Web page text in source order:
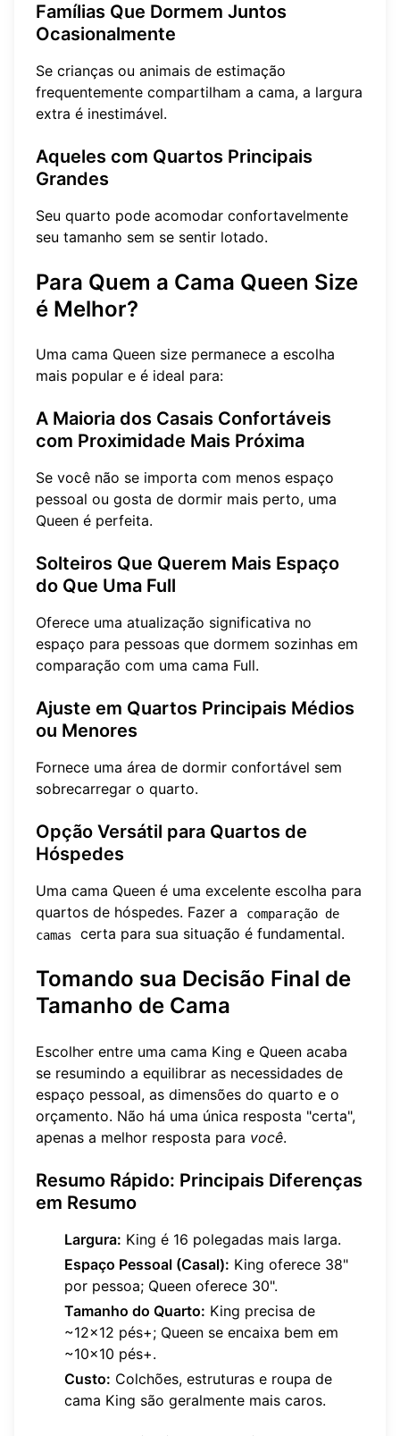
Famílias Que Dormem Juntos
Ocasionalmente
Se crianças ou animais de estimação
frequentemente compartilham a cama, a largura
extra é inestimável.
Aqueles com Quartos Principais
Grandes
Seu quarto pode acomodar confortavelmente
seu tamanho sem se sentir lotado.
Para Quem a Cama Queen Size
é Melhor?
Uma cama Queen size permanece a escolha
mais popular e é ideal para:
A Maioria dos Casais Confortáveis ​​
com Proximidade Mais Próxima
Se você não se importa com menos espaço
pessoal ou gosta de dormir mais perto, uma
Queen é perfeita.
Solteiros Que Querem Mais Espaço
do Que Uma Full
Oferece uma atualização significativa no
espaço para pessoas que dormem sozinhas em
comparação com uma cama Full.
Ajuste em Quartos Principais Médios
ou Menores
Fornece uma área de dormir confortável sem
sobrecarregar o quarto.
Opção Versátil para Quartos de
Hóspedes
Uma cama Queen é uma excelente escolha para
quartos de hóspedes. Fazer a
comparação de
camas
certa para sua situação é fundamental.
Tomando sua Decisão Final de
Tamanho de Cama
Escolher entre uma cama King e Queen acaba
se resumindo a equilibrar as necessidades de
espaço pessoal, as dimensões do quarto e o
orçamento. Não há uma única resposta "certa",
apenas a melhor resposta para você.
Resumo Rápido: Principais Diferenças
em Resumo
Largura: King é 16 polegadas mais larga.
Espaço Pessoal (Casal): King oferece 38"
por pessoa; Queen oferece 30".
Tamanho do Quarto: King precisa de
~12x12 pés+; Queen se encaixa bem em
~10x10 pés+.
Custo: Colchões, estruturas e roupa de
cama King são geralmente mais caros.